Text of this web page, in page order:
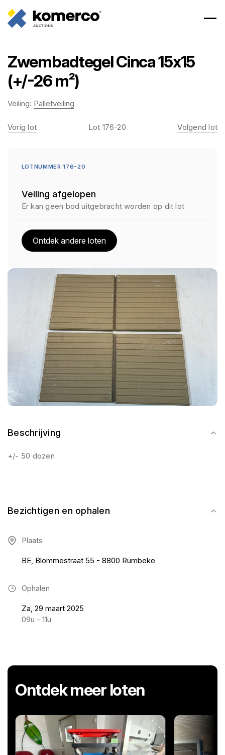
Zwembadtegel Cinca 15x15
(+/-26 m²)
Veiling: Palletveiling
Beschrijving
+/- 50 dozen
Bezichtigen en ophalen
Plaats
BE, Blommestraat 55 - 8800 Rumbeke
Ophalen
Za, 29 maart 2025
09u - 11u
Vorig lot Lot 176-20 Volgend lot
LOTNUMMER 176-20
Veiling afgelopen
Er kan geen bod uitgebracht worden op dit lot
Ontdek andere loten
Ontdek meer loten